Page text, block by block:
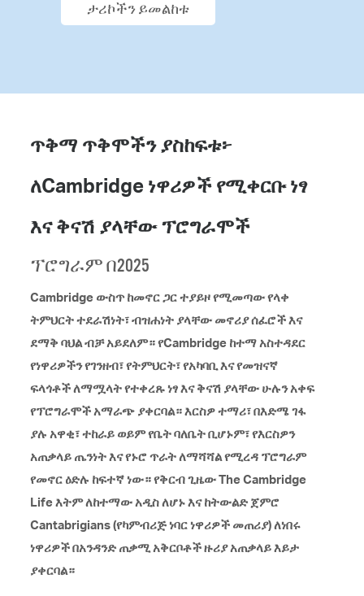
ታሪኮችን ይመልከቱ
ጥቅማ ጥቅሞችን ያስከፍቱ፦
ለCambridge ነዋሪዎች የሚቀርቡ ነፃ
እና ቅናሽ ያላቸው ፕሮግራሞች
ፕሮግራም በ2025
Cambridge ውስጥ ከመኖር ጋር ተያይዞ የሚመጣው የላቀ
ትምህርት ተደራሽነት፣ ብዝሐነት ያላቸው መኖሪያ ሰፈሮች እና
ደማቅ ባህል ብቻ አይደለም። የCambridge ከተማ አስተዳደር
የነዋሪዎችን የገንዘብ፣ የትምህርት፣ የአካባቢ እና የመዝናኛ
ፍላጎቶች ለማሟላት የተቀረጹ ነፃ እና ቅናሽ ያላቸው ሁሉን አቀፍ
የፕሮግራሞች አማራጭ ያቀርባል። እርስዎ ተማሪ፣ በእድሜ ገፋ
ያሉ አዋቂ፣ ተከራይ ወይም የቤት ባለቤት ቢሆኑም፣ የእርስዎን
አጠቃላይ ጤንነት እና የኑሮ ጥራት ለማሻሻል የሚረዳ ፕሮግራም
የመኖር ዕድሉ ከፍተኛ ነው። የቅርብ ጊዜው The Cambridge
Life እትም ለከተማው አዲስ ለሆኑ እና ከትውልድ ጀምሮ
Cantabrigians (የካምብሪጅ ነባር ነዋሪዎች መጠሪያ) ለነበሩ
ነዋሪዎች በአንዳንድ ጠቃሚ አቅርቦቶች ዙሪያ አጠቃላይ እይታ
ያቀርባል።